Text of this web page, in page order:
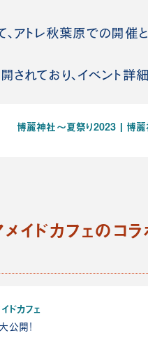
トレ秋葉原での開催と
されており、イベント詳
博麗神社～夏祭り2023 | 博
イドカフェのコ
ドカフェ
公開！